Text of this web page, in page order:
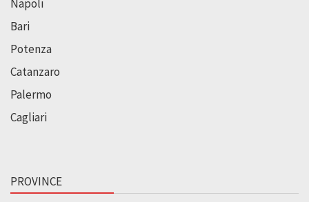
Napoli
Bari
Potenza
Catanzaro
Palermo
Cagliari
PROVINCE